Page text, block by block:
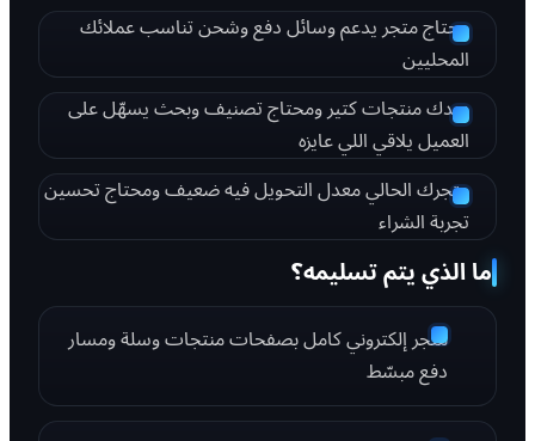
محتاج متجر يدعم وسائل دفع وشحن تناسب عملائك
المحليين
عندك منتجات كتير ومحتاج تصنيف وبحث يسهّل على
العميل يلاقي اللي عايزه
متجرك الحالي معدل التحويل فيه ضعيف ومحتاج تحسين
تجربة الشراء
ما الذي يتم تسليمه؟
متجر إلكتروني كامل بصفحات منتجات وسلة ومسار
دفع مبسّط